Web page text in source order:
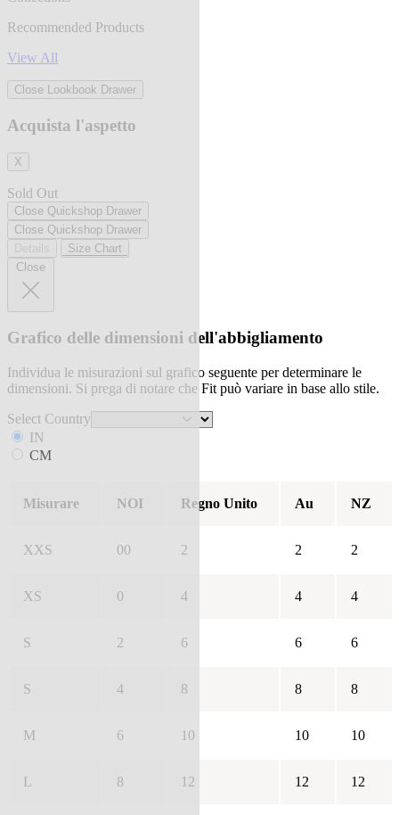
Recommended Products
View All
Close Lookbook Drawer
Acquista l'aspetto
X
Sold Out
Close Quickshop Drawer
Close Quickshop Drawer
Size Chart
Close
Grafico delle dimensioni dell'abbigliamento
Individua le misurazioni sul grafico seguente per determinare le
dimensioni. Si prega di notare che Fit può variare in base allo stile.
Select Country
IN
CM
Misurare NOI Regno Unito Au NZ
XXS 00 2 2 2
XS 0 4 4 4
S 2 6 6 6
S 4 8 8 8
M 6 10 10 10
L 8 12 12 12